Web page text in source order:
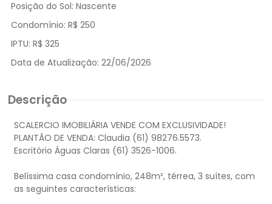
Posição do Sol: Nascente
Condomínio: R$ 250
IPTU: R$ 325
Data de Atualização: 22/06/2026
Descrição
SCALERCIO IMOBILIÁRIA VENDE COM EXCLUSIVIDADE!
PLANTÃO DE VENDA: Claudia (61) 98276.5573.
Escritório Águas Claras (61) 3526-1006.
Belíssima casa condomínio, 248m², térrea, 3 suítes, com
as seguintes características: